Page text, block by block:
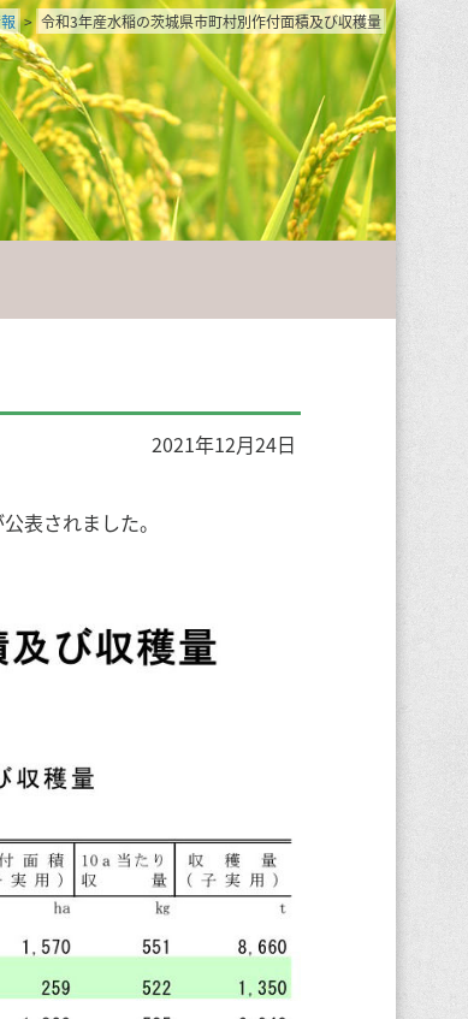
> 令和3年産水稲の茨城県市町村別作付面積及び収穫量
2021年12月24日
表されました。